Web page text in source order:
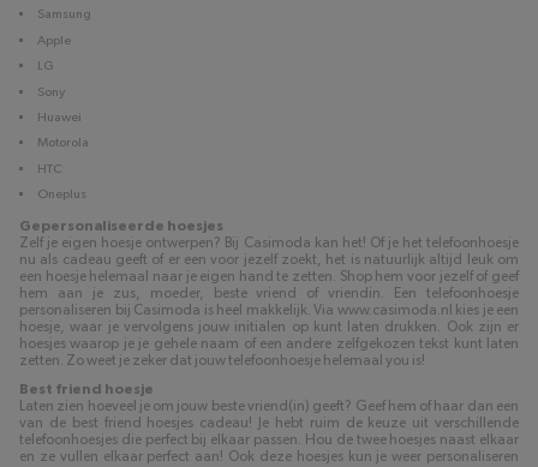
Samsung
Apple
LG
Sony
Huawei
Motorola
HTC
Oneplus
Gepersonaliseerde hoesjes
Zelf je eigen hoesje ontwerpen? Bij Casimoda kan het! Of je het telefoonhoesje
nu als cadeau geeft of er een voor jezelf zoekt, het is natuurlijk altijd leuk om
een hoesje helemaal naar je eigen hand te zetten. Shop hem voor jezelf of geef
hem aan je zus, moeder, beste vriend of vriendin. Een telefoonhoesje
personaliseren bij Casimoda is heel makkelijk. Via www.casimoda.nl kies je een
hoesje, waar je vervolgens jouw initialen op kunt laten drukken. Ook zijn er
hoesjes waarop je je gehele naam of een andere zelfgekozen tekst kunt laten
zetten. Zo weet je zeker dat jouw telefoonhoesje helemaal you is!
Best friend hoesje
Laten zien hoeveel je om jouw beste vriend(in) geeft? Geef hem of haar dan een
van de best friend hoesjes cadeau! Je hebt ruim de keuze uit verschillende
telefoonhoesjes die perfect bij elkaar passen. Hou de twee hoesjes naast elkaar
en ze vullen elkaar perfect aan! Ook deze hoesjes kun je weer personaliseren